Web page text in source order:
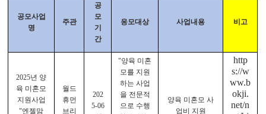
공모사업
명
주관
공
모
기
간
응모대상 사업내용 비고
2025년 양
육 미혼모
지원사업
"엔젤맘
월드
휴먼
브리
202
5-06
"양육 미혼
모를 지원
하는 사업
을 전문적
으로 수행
양육 미혼모 사
업비 지원
http
s://w
ww.b
okji.
net/n